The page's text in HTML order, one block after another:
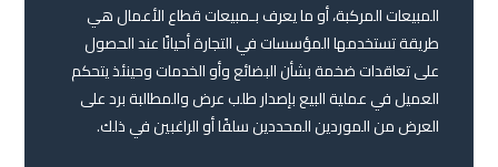
المبيعات المركبة، أو ما يعرف بـمبيعات قطاع الأعمال هي
طريقة تستخدمها المؤسسات في التجارة أحيانًا عند الحصول
على تعاقدات ضخمة بشأن البضائع وأو الخدمات وحينئذ يتحكم
العميل في عملية البيع بإصدار طلب عرض والمطالبة برد على
العرض من الموردين المحددين سلفًا أو الراغبين في ذلك.